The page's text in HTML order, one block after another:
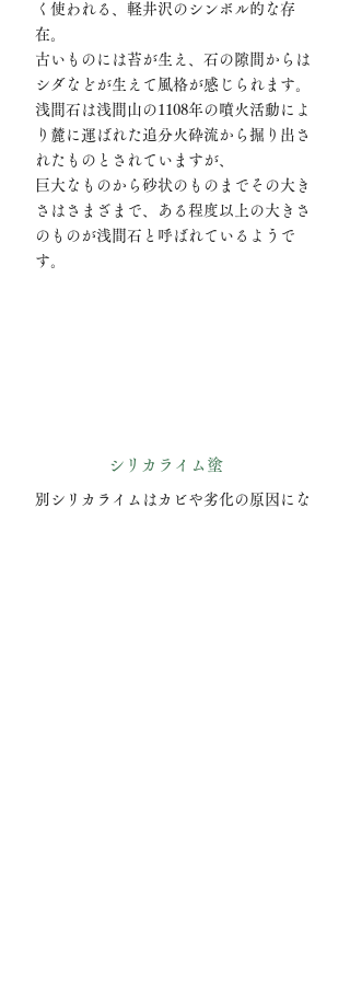
く使われる、軽井沢のシンボル的な存
在。
古いものには苔が生え、石の隙間からは
シダなどが生えて風格が感じられます。
浅間石は浅間山の1108年の噴火活動によ
り麓に運ばれた追分火砕流から掘り出さ
れたものとされていますが、
巨大なものから砂状のものまでその大き
さはさまざまで、ある程度以上の大きさ
のものが浅間石と呼ばれているようで
す。
シリカライム塗
別シリカライムはカビや劣化の原因にな